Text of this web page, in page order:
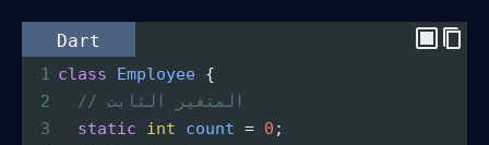
Dart
1 class Employee {
2
// المتغير الثابت
3
static int count = 0 ;